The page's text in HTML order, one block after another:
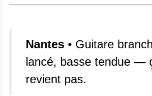
Nantes • Guitare
lancé, basse tendue —
revient pas.